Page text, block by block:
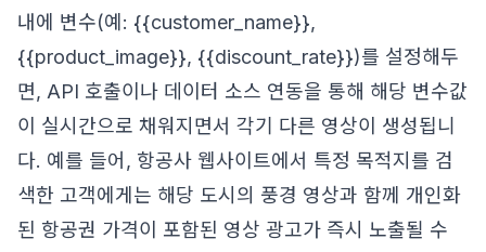
내에 변수(예: {{customer_name}},
{{product_image}}, {{discount_rate}})를 설정해두
면, API 호출이나 데이터 소스 연동을 통해 해당 변수값
이 실시간으로 채워지면서 각기 다른 영상이 생성됩니
다. 예를 들어, 항공사 웹사이트에서 특정 목적지를 검
색한 고객에게는 해당 도시의 풍경 영상과 함께 개인화
된 항공권 가격이 포함된 영상 광고가 즉시 노출될 수